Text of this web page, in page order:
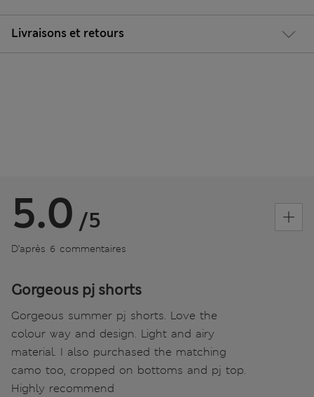
Livraisons et retours
5.0 /5
D’après 6 commentaires
Gorgeous pj shorts
Gorgeous summer pj shorts. Love the
colour way and design. Light and airy
material. I also purchased the matching
camo too, cropped on bottoms and pj top.
Highly recommend